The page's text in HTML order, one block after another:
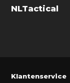
NLTactical
Klantenservice